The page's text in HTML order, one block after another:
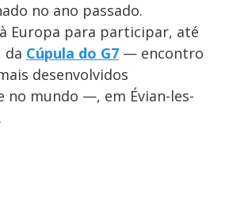
no ano passado.
Europa para participar, até
da Cúpula do G7 — encontro
desenvolvidos
no mundo —, em Évian-les-